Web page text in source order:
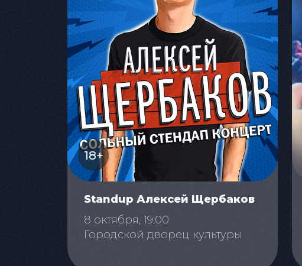
18+
Standup Алексей Щербаков
8 октября, 19:00
Городской дворец культуры